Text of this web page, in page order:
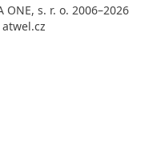
ONE, s. r. o. 2006–2026